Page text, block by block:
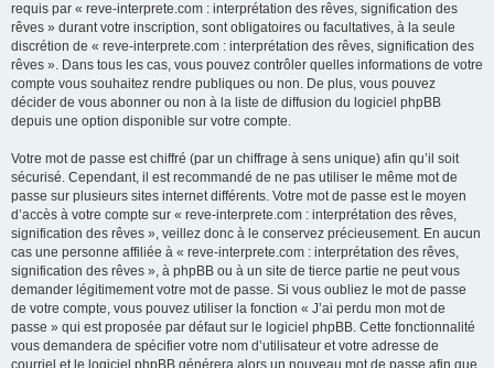
requis par « reve-interprete.com : interprétation des rêves, signification des
rêves » durant votre inscription, sont obligatoires ou facultatives, à la seule
discrétion de « reve-interprete.com : interprétation des rêves, signification des
rêves ». Dans tous les cas, vous pouvez contrôler quelles informations de votre
compte vous souhaitez rendre publiques ou non. De plus, vous pouvez
décider de vous abonner ou non à la liste de diffusion du logiciel phpBB
depuis une option disponible sur votre compte.
Votre mot de passe est chiffré (par un chiffrage à sens unique) afin qu’il soit
sécurisé. Cependant, il est recommandé de ne pas utiliser le même mot de
passe sur plusieurs sites internet différents. Votre mot de passe est le moyen
d’accès à votre compte sur « reve-interprete.com : interprétation des rêves,
signification des rêves », veillez donc à le conservez précieusement. En aucun
cas une personne affiliée à « reve-interprete.com : interprétation des rêves,
signification des rêves », à phpBB ou à un site de tierce partie ne peut vous
demander légitimement votre mot de passe. Si vous oubliez le mot de passe
de votre compte, vous pouvez utiliser la fonction « J’ai perdu mon mot de
passe » qui est proposée par défaut sur le logiciel phpBB. Cette fonctionnalité
vous demandera de spécifier votre nom d’utilisateur et votre adresse de
courriel et le logiciel phpBB générera alors un nouveau mot de passe afin que